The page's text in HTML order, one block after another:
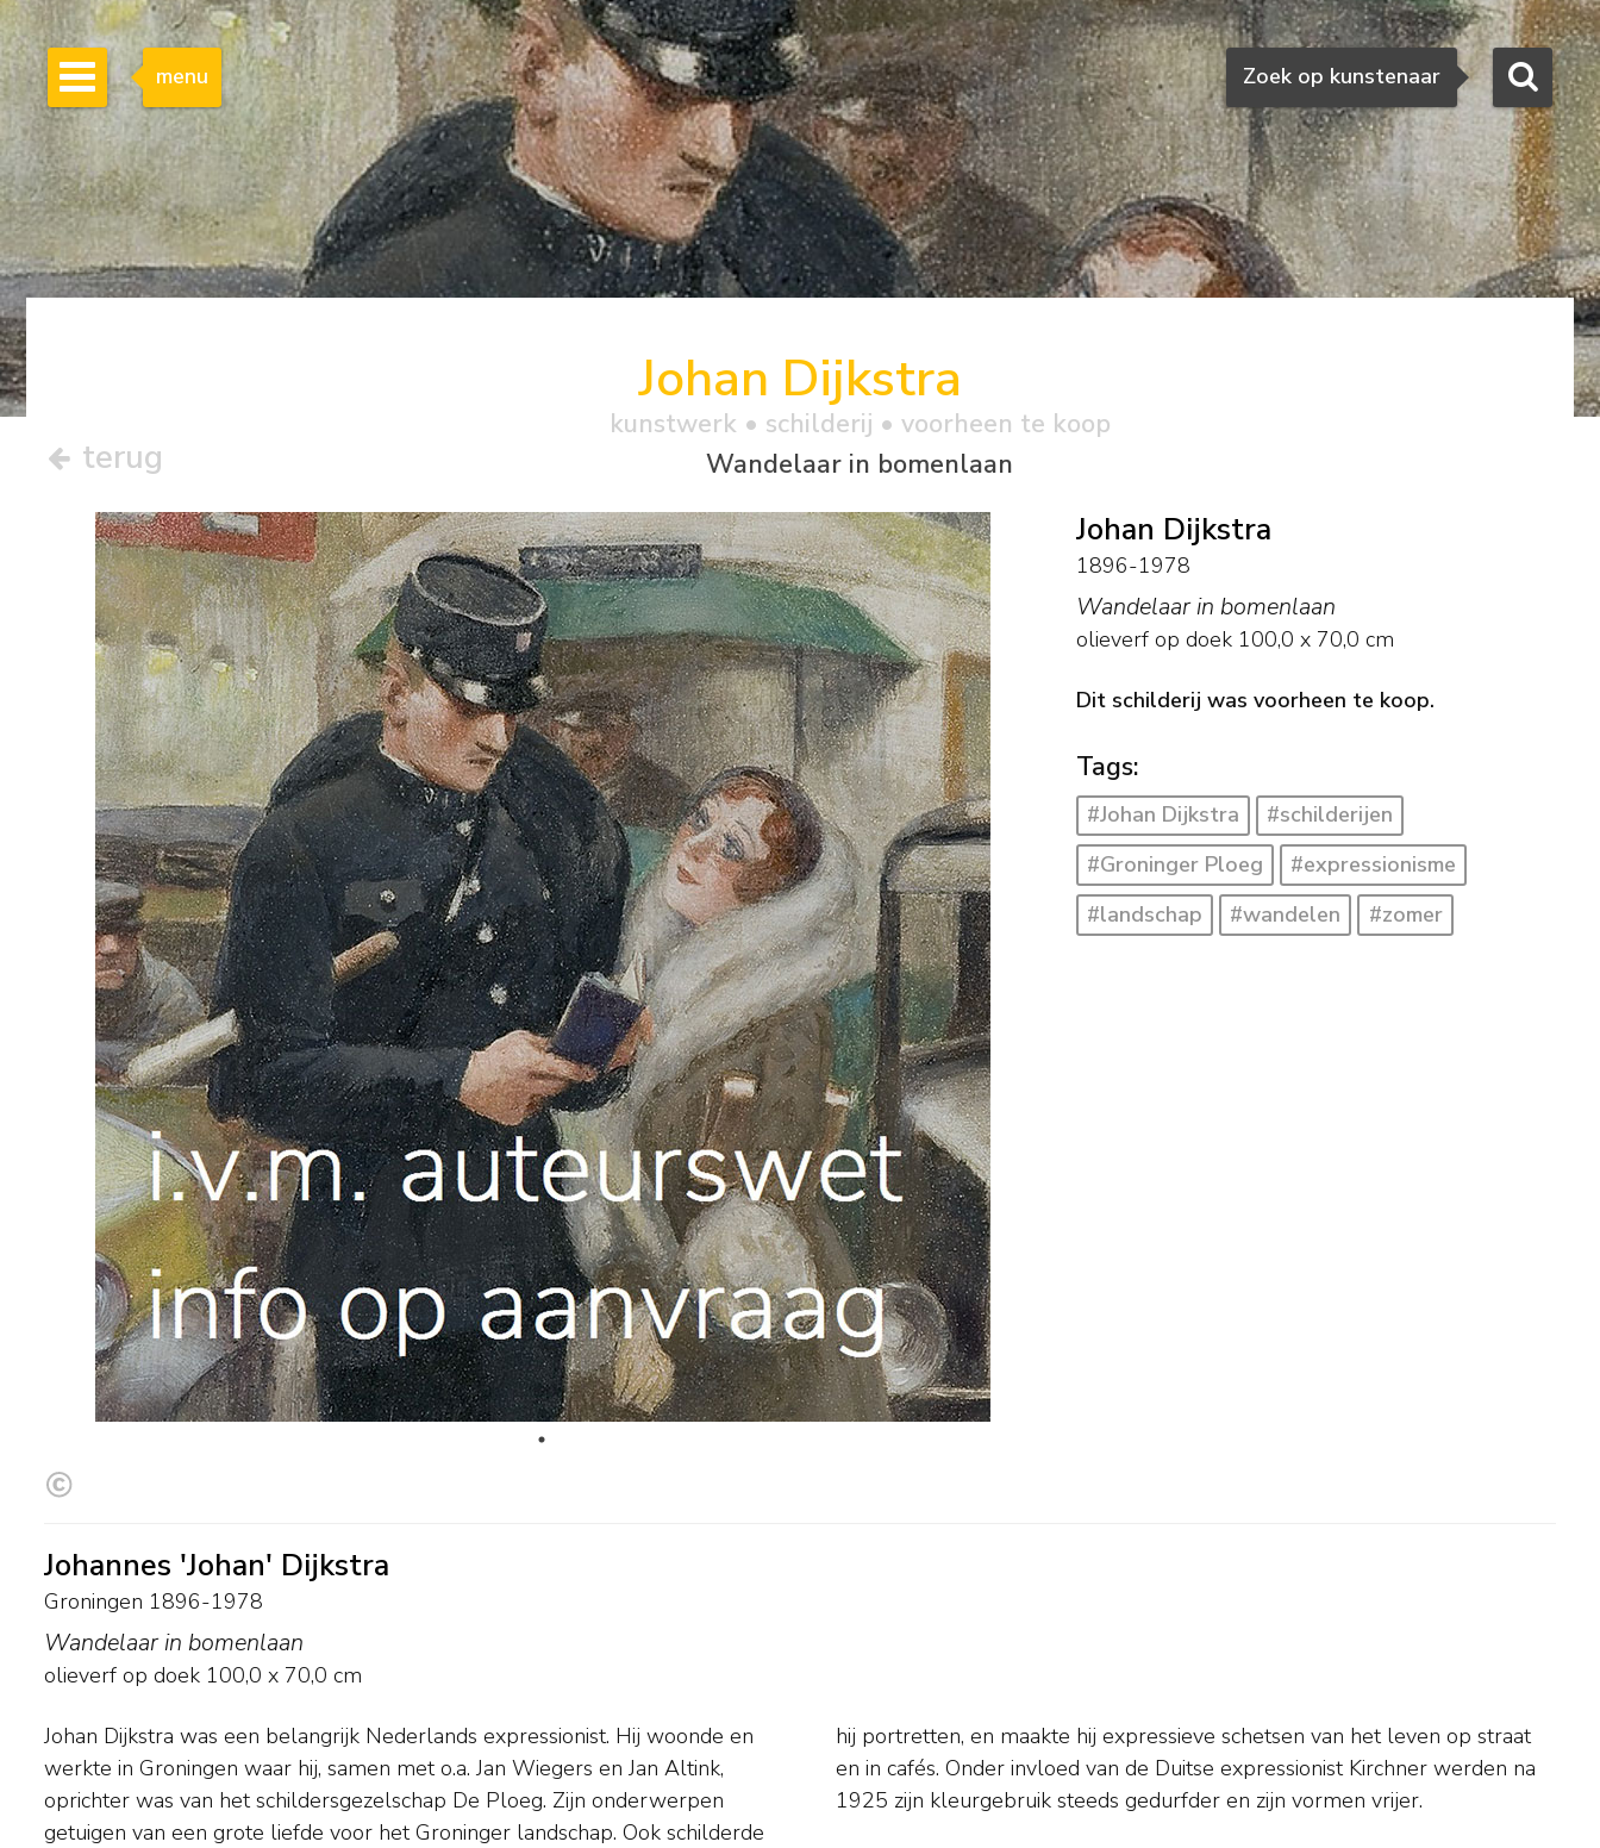
Zoeken
Zoek op kunstenaar
menu
terug
Johan Dijkstra
kunstwerk • schilderij • voorheen te koop
Wandelaar in bomenlaan
Johan Dijkstra
1896-1978
Wandelaar in bomenlaan
olieverf op doek 100,0 x 70,0 cm
Dit schilderij was voorheen te koop.
Tags:
#Johan Dijkstra
#schilderijen
#Groninger Ploeg
#expressionisme
#landschap
#wandelen #zomer
Johannes 'Johan' Dijkstra
Groningen 1896-1978
Wandelaar in bomenlaan
olieverf op doek 100,0 x 70,0 cm
Johan Dijkstra was een belangrijk Nederlands expressionist. Hij woonde en
werkte in Groningen waar hij, samen met o.a. Jan Wiegers en Jan Altink,
oprichter was van het schildersgezelschap De Ploeg. Zijn onderwerpen
getuigen van een grote liefde voor het Groninger landschap. Ook schilderde
hij portretten, en maakte hij expressieve schetsen van het leven op straat
en in cafés. Onder invloed van de Duitse expressionist Kirchner werden na
1925 zijn kleurgebruik steeds gedurfder en zijn vormen vrijer.